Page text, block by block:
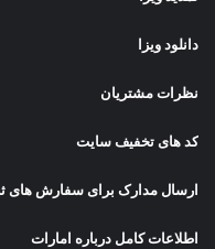
دانلود ویزا
نظرات مشتریان
کد های تخفیف سایت
ارسال مدارک برای سفارش های
اطلاعات کامل درباره امارات